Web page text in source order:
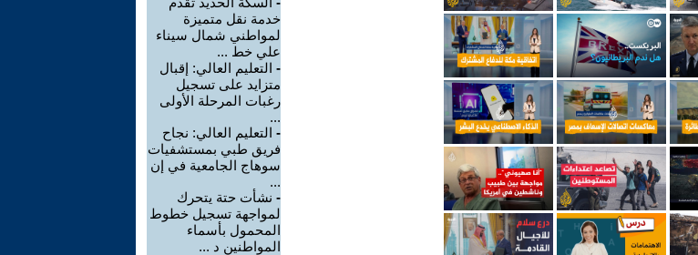
خدمة نقل متميزة
لمواطني شمال سيناء
علي خط ...
- التعليم العالي: إقبال
متزايد على تسجيل
رغبات المرحلة الأولى
...
- التعليم العالي: نجاح
فريق طبي بمستشفيات
سوهاج الجامعية في إن
...
- نشأت حتة يتحرك
لمواجهة تسجيل خطوط
المحمول بأسماء
المواطنين د ...